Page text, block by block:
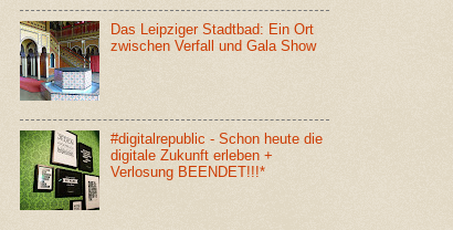
Das Leipziger Stadtbad: Ein Ort
zwischen Verfall und Gala Show
#digitalrepublic - Schon heute die
digitale Zukunft erleben +
Verlosung BEENDET!!!*